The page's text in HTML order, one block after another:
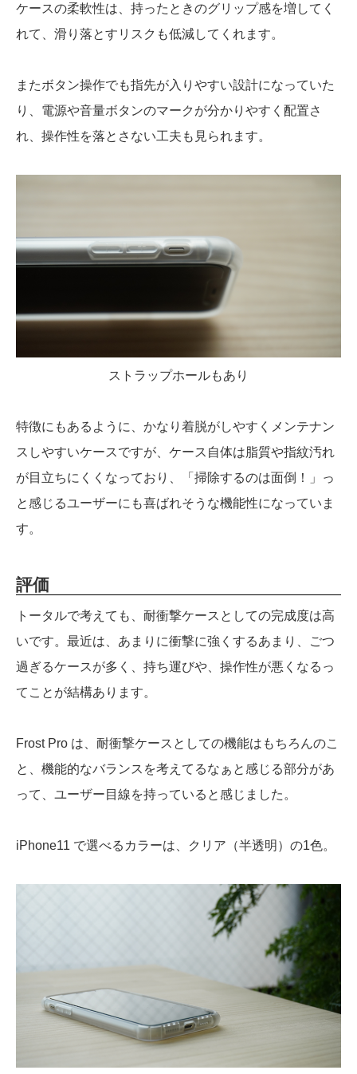
ケースの柔軟性は、持ったときのグリップ感を増してく
れて、滑り落とすリスクも低減してくれます。
またボタン操作でも指先が入りやすい設計になっていた
り、電源や音量ボタンのマークが分かりやすく配置さ
れ、操作性を落とさない工夫も見られます。
ストラップホールもあり
特徴にもあるように、かなり着脱がしやすくメンテナン
スしやすいケースですが、ケース自体は脂質や指紋汚れ
が目立ちにくくなっており、「掃除するのは面倒！」っ
と感じるユーザーにも喜ばれそうな機能性になっていま
す。
評価
トータルで考えても、耐衝撃ケースとしての完成度は高
いです。最近は、あまりに衝撃に強くするあまり、ごつ
過ぎるケースが多く、持ち運びや、操作性が悪くなるっ
てことが結構あります。
Frost Pro は、耐衝撃ケースとしての機能はもちろんのこ
と、機能的なバランスを考えてるなぁと感じる部分があ
って、ユーザー目線を持っていると感じました。
iPhone11 で選べるカラーは、クリア（半透明）の1色。